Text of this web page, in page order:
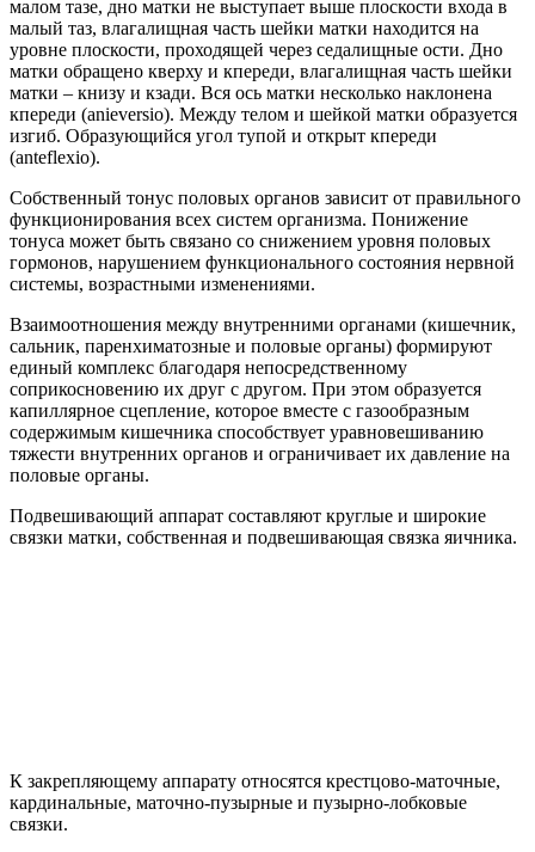
малом тазе, дно матки не выступает выше плоскости входа в
малый таз, влагалищная часть шейки матки находится на
уровне плоскости, проходящей через седалищные ости. Дно
матки обращено кверху и кпереди, влагалищная часть шейки
матки – книзу и кзади. Вся ось матки несколько наклонена
кпереди (anieversio). Между телом и шейкой матки образуется
изгиб. Образующийся угол тупой и открыт кпереди
(anteflexio).
Собственный тонус половых органов зависит от правильного
функционирования всех систем организма. Понижение
тонуса может быть связано со снижением уровня половых
гормонов, нарушением функционального состояния нервной
системы, возрастными изменениями.
Взаимоотношения между внутренними органами (кишечник,
сальник, паренхиматозные и половые органы) формируют
единый комплекс благодаря непосредственному
соприкосновению их друг с другом. При этом образуется
капиллярное сцепление, которое вместе с газообразным
содержимым кишечника способствует уравновешиванию
тяжести внутренних органов и ограничивает их давление на
половые органы.
Подвешивающий аппарат составляют круглые и широкие
связки матки, собственная и подвешивающая связка яичника.
К закрепляющему аппарату относятся крестцово-маточные,
кардинальные, маточно-пузырные и пузырно-лобковые
связки.